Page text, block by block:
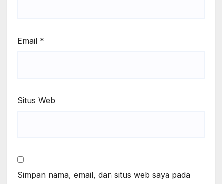
Email *
Situs Web
Simpan nama, email, dan situs web saya pada